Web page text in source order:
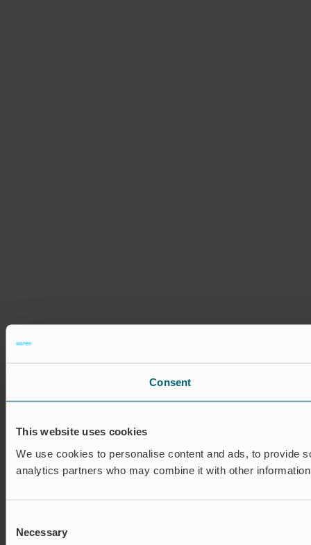
Consent
This website uses cookies
We use cookies to personalise content and ads, to provide
analytics partners who may combine it with other
Selection
Necessary